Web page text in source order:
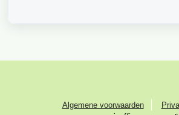
Algemene voorwaarden